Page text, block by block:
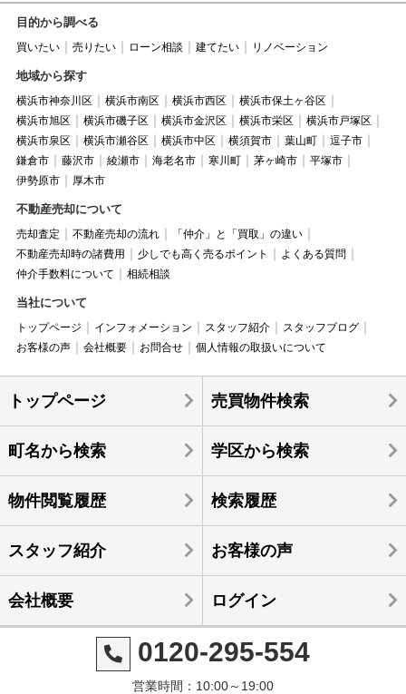
目的から調べる
買いたい 売りたい ローン相談 建てたい リノベーション
地域から探す
横浜市神奈川区 横浜市南区 横浜市西区
横浜市保土ヶ谷区
横浜市旭区
横浜市磯子区 横浜市金沢区 横浜市栄区
横浜市戸塚区
横浜市泉区
横浜市瀬谷区 横浜市中区 横須賀市 葉山町
逗子市
鎌倉市
藤沢市 綾瀬市 海老名市 寒川町 茅ヶ崎市
平塚市
伊勢原市
厚木市
不動産売却について
売却査定 不動産売却の流れ
「仲介」と「買取」の違い
不動産売却時の諸費用
少しでも高く売るポイント
よくある質問
仲介手数料について
相続相談
当社について
トップページ インフォメーション スタッフ紹介
スタッフブログ
お客様の声
会社概要 お問合せ 個人情報の取扱いについて
トップページ 売買物件検索
町名から検索 学区から検索
物件閲覧履歴 検索履歴
スタッフ紹介 お客様の声
会社概要 ログイン
0120-295-554
営業時間：10:00～19:00